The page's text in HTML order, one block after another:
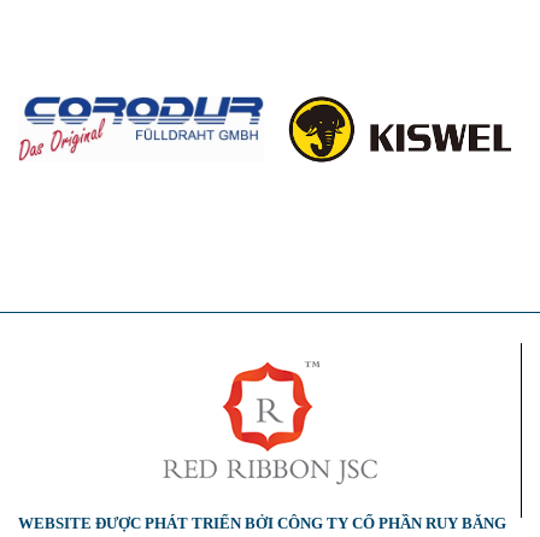
WEBSITE ĐƯỢC PHÁT TRIỂN BỞI CÔNG TY CỔ PHẦN RUY BĂNG